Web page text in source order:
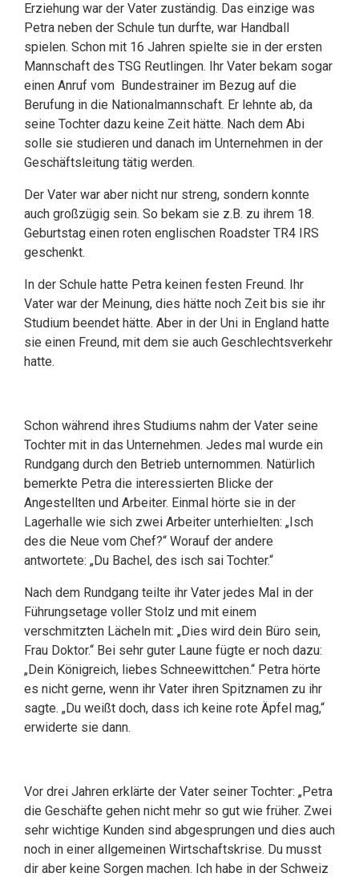
Erziehung war der Vater zuständig. Das einzige was
Petra neben der Schule tun durfte, war Handball
spielen. Schon mit 16 Jahren spielte sie in der ersten
Mannschaft des TSG Reutlingen. Ihr Vater bekam sogar
einen Anruf vom Bundestrainer im Bezug auf die
Berufung in die Nationalmannschaft. Er lehnte ab, da
seine Tochter dazu keine Zeit hätte. Nach dem Abi
solle sie studieren und danach im Unternehmen in der
Geschäftsleitung tätig werden.
Der Vater war aber nicht nur streng, sondern konnte
auch großzügig sein. So bekam sie z.B. zu ihrem 18.
Geburtstag einen roten englischen Roadster TR4 IRS
geschenkt.
In der Schule hatte Petra keinen festen Freund. Ihr
Vater war der Meinung, dies hätte noch Zeit bis sie ihr
Studium beendet hätte. Aber in der Uni in England hatte
sie einen Freund, mit dem sie auch Geschlechtsverkehr
hatte.
Schon während ihres Studiums nahm der Vater seine
Tochter mit in das Unternehmen. Jedes mal wurde ein
Rundgang durch den Betrieb unternommen. Natürlich
bemerkte Petra die interessierten Blicke der
Angestellten und Arbeiter. Einmal hörte sie in der
Lagerhalle wie sich zwei Arbeiter unterhielten: „Isch
des die Neue vom Chef?“ Worauf der andere
antwortete: „Du Bachel, des isch sai Tochter.“
Nach dem Rundgang teilte ihr Vater jedes Mal in der
Führungsetage voller Stolz und mit einem
verschmitzten Lächeln mit: „Dies wird dein Büro sein,
Frau Doktor.“ Bei sehr guter Laune fügte er noch dazu:
„Dein Königreich, liebes Schneewittchen.“ Petra hörte
es nicht gerne, wenn ihr Vater ihren Spitznamen zu ihr
sagte. „Du weißt doch, dass ich keine rote Äpfel mag,“
erwiderte sie dann.
Vor drei Jahren erklärte der Vater seiner Tochter: „Petra
die Geschäfte gehen nicht mehr so gut wie früher. Zwei
sehr wichtige Kunden sind abgesprungen und dies auch
noch in einer allgemeinen Wirtschaftskrise. Du musst
dir aber keine Sorgen machen. Ich habe in der Schweiz